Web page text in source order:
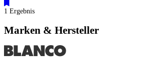
1 Ergebnis
Marken & Hersteller